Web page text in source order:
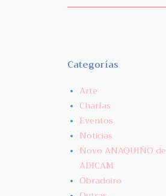
Categorías
Arte
Charlas
Eventos
Noticias
Novo ANAQUIÑO de
ADICAM
Obradoiro